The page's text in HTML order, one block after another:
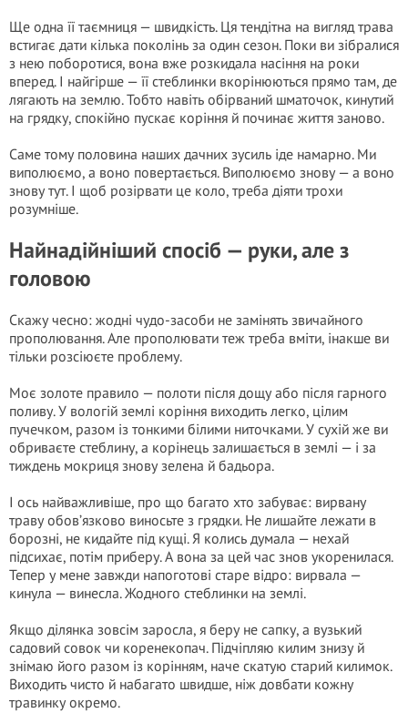
Ще одна її таємниця — швидкість. Ця тендітна на вигляд трава
встигає дати кілька поколінь за один сезон. Поки ви зібралися
з нею поборотися, вона вже розкидала насіння на роки
вперед. І найгірше — її стеблинки вкорінюються прямо там, де
лягають на землю. Тобто навіть обірваний шматочок, кинутий
на грядку, спокійно пускає коріння й починає життя заново.
Саме тому половина наших дачних зусиль іде намарно. Ми
виполюємо, а воно повертається. Виполюємо знову — а воно
знову тут. І щоб розірвати це коло, треба діяти трохи
розумніше.
Найнадійніший спосіб — руки, але з
головою
Скажу чесно: жодні чудо-засоби не замінять звичайного
прополювання. Але прополювати теж треба вміти, інакше ви
тільки розсіюєте проблему.
Моє золоте правило — полоти після дощу або після гарного
поливу. У вологій землі коріння виходить легко, цілим
пучечком, разом із тонкими білими ниточками. У сухій же ви
обриваєте стеблину, а корінець залишається в землі — і за
тиждень мокриця знову зелена й бадьора.
І ось найважливіше, про що багато хто забуває: вирвану
траву обов’язково виносьте з грядки. Не лишайте лежати в
борозні, не кидайте під кущі. Я колись думала — нехай
підсихає, потім приберу. А вона за цей час знов укоренилася.
Тепер у мене завжди напоготові старе відро: вирвала —
кинула — винесла. Жодного стеблинки на землі.
Якщо ділянка зовсім заросла, я беру не сапку, а вузький
садовий совок чи коренекопач. Підчіпляю килим знизу й
знімаю його разом із корінням, наче скатую старий килимок.
Виходить чисто й набагато швидше, ніж довбати кожну
травинку окремо.